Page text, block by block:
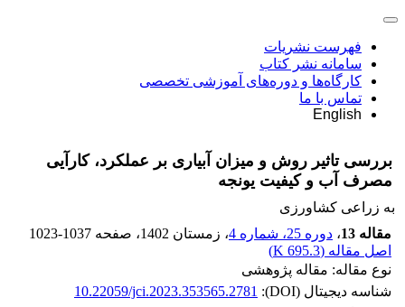
فهرست نشریات
سامانه نشر کتاب
کارگاه‌ها و دوره‌های آموزشی تخصصی
تماس با ما
English
بررسی تاثیر روش و میزان آبیاری بر عملکرد، کارآیی
مصرف آب و کیفیت یونجه
به زراعی کشاورزی
مقاله 13
، دوره 25، شماره 4 ، زمستان 1402 ، صفحه 1023-1037
اصل مقاله (695.3 K
)
نوع مقاله: مقاله پژوهشی
شناسه دیجیتال (DOI):
10.22059/jci.2023.353565.2781